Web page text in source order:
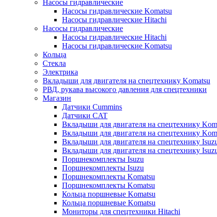
Насосы гидравлические
Насосы гидравлические Komatsu
Насосы гидравлические Hitachi
Насосы гидравлические
Насосы гидравлические Hitachi
Насосы гидравлические Komatsu
Кольца
Стекла
Электрика
Вкладыши для двигателя на спецтехнику Komatsu
РВД, рукава высокого давления для спецтехники
Магазин
Датчики Cummins
Датчики CAT
Вкладыши для двигателя на спецтехнику
Вкладыши для двигателя на спецтехнику
Вкладыши для двигателя на спецтехнику
Вкладыши для двигателя на спецтехнику
Поршнекомплекты Isuzu
Поршнекомплекты Isuzu
Поршнекомплекты Komatsu
Поршнекомплекты Komatsu
Кольца поршневые Komatsu
Кольца поршневые Komatsu
Мониторы для спецтехники Hitachi